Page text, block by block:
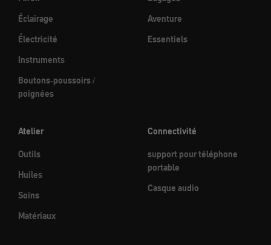
Éclairage
Électricité
Instruments
Boutons-poussoirs /
poignées
Aventure
Essentiels
Atelier
Outils
Huiles
Soins
Matériaux
Connectivité
support pour téléphone
portable
Casque audio